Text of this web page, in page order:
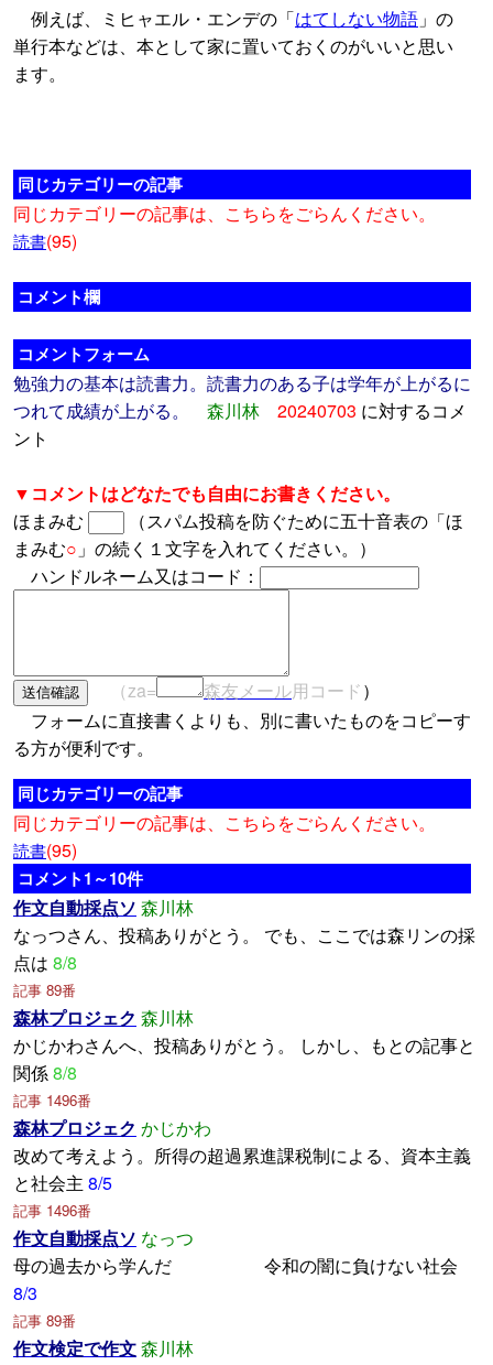
例えば、ミヒャエル・エンデの「はてしない物語 」の
単行本などは、本として家に置いておくのがいいと思い
ます。
同じカテゴリーの記事
同じカテゴリーの記事は、こちらをごらんください。
読書(95)
コメント欄
コメントフォーム
勉強力の基本は読書力。読書力のある子は学年が上がるに
つれて成績が上がる。
森川林 20240703 に対するコメ
ント
▼コメントはどなたでも自由にお書きください。
ほまみむ
（スパム投稿を防ぐために五十音表の「ほ
まみむ○ 」の続く１文字を入れてください。）
ハンドルネーム又はコード：
（za= 森友メール用コード）
フォームに直接書くよりも、別に書いたものをコピーす
る方が便利です。
同じカテゴリーの記事
同じカテゴリーの記事は、こちらをごらんください。
読書(95)
コメント1～10件
作文自動採点ソ 森川林
なっつさん、投稿ありがとう。 でも、ここでは森リンの採
点は 8/8
記事 89番
森林プロジェク 森川林
かじかわさんへ、投稿ありがとう。 しかし、もとの記事と
関係8/8
記事 1496番
森林プロジェク かじかわ
改めて考えよう。所得の超過累進課税制による、資本主義
と社会主 8/5
記事 1496番
作文自動採点ソ なっつ
母の過去から学んだ 令和の闇に負けない社会
8/3
記事 89番
作文検定で作文森川林